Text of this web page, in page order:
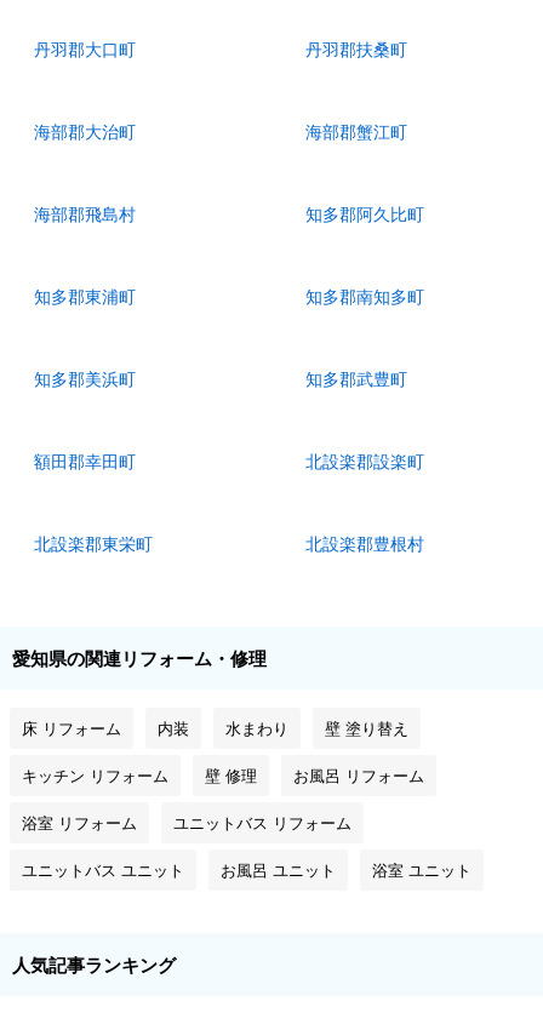
丹羽郡大口町 丹羽郡扶桑町
海部郡大治町 海部郡蟹江町
海部郡飛島村 知多郡阿久比町
知多郡東浦町 知多郡南知多町
知多郡美浜町 知多郡武豊町
額田郡幸田町 北設楽郡設楽町
北設楽郡東栄町 北設楽郡豊根村
愛知県の関連リフォーム・修理
床 リフォーム 内装 水まわり 壁 塗り替え
キッチン リフォーム 壁 修理 お風呂 リフォーム
浴室 リフォーム ユニットバス リフォーム
ユニットバス ユニット お風呂 ユニット 浴室 ユニット
人気記事ランキング